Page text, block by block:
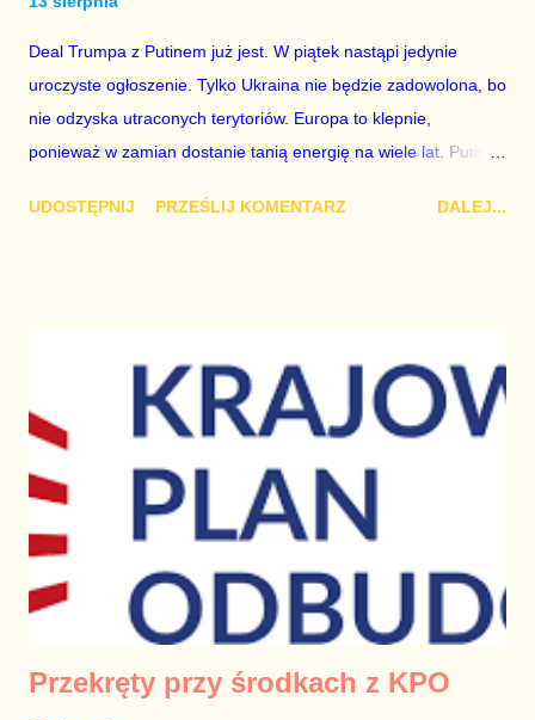
Deal Trumpa z Putinem już jest. W piątek nastąpi jedynie
uroczyste ogłoszenie. Tylko Ukraina nie będzie zadowolona, bo
nie odzyska utraconych terytoriów. Europa to klepnie,
ponieważ w zamian dostanie tanią energię na wiele lat. Putin
mogą w ciągu trzech miesięcy połączyć Europę rurociągiem z
rząd, a Trump proponuje rozwiązanie problemu.
UDOSTĘPNIJ PRZEŚLIJ KOMENTARZ DALEJ...
Przekręty przy środkach z KPO